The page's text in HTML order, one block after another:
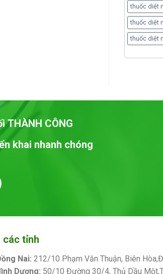
thuốc diệt
thuốc diệt
thuốc diệt
THÀNH CÔNG
khai nhanh chóng
các tỉnh
Nai: 212/10 Phạm Văn Thuận, Biên
Dương: 50/10 Đường 30/4, Thủ Dầu